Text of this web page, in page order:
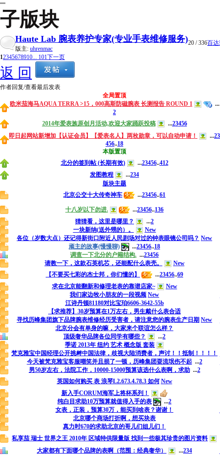
子版块
Haute Lab 腕表养护专家(专业手表维修服务)
版主: uhrenmac
20 / 336百达
12345678910... 101下一页
返 回
作者回复/查看最后发表
全局置顶
欧米茄海马AQUA TERRA >15，000高斯防磁腕表 长测报告 ROUND 1
...
2
2014年爱表族原创月活动,欢迎大家踊跃投稿
...23456
即日起网站新增加【认证会员】【爱表名人】两枚勋章，可以自动申请！
...23
456..18
本版置顶
北分的签到帖 (长期有效)
...23456..412
发图教程
...234
版块主题
北京公交十大传奇神车
...23456..61
十八岁以下勿进. ...23456..136
猜猜看，这里是哪里？
...2
一块新纳(送外甥的）。
New
各位（岁数大点）还记得新街口附近人民剧场对过的钟表眼镜公司吗？ New
顽主的故事(慢慢聊)
...23456..18
调查一下北分的户籍结构. ...23456
请教一下，这款石英机芯，还能配什么表壳。
New
【不要买七彩的杰士邦，你们懂的】
...23456..69
求在北京能翻新和修理老表的靠谱店家~
New
我们家边牧小朋友的一段视频 New
江诗丹顿81180对比宝珀6606-3642-55b
【求推荐】30岁预算在1万左右，男生戴什么表合适
寻找历峰集团旗下品牌腕表维修经历受害者，请注意您的腕表生产日期 New
北京分会有单身的嘛，大家来个联谊怎么样？
顶级奢华品牌各位同学有哪些？
...2
季诺 2013年 纽约 艺术 概念版 套装
梵克雅宝中国经理公开挑衅中国法律，歧视大陆消费者，声讨！！抵制！！！！
今天被梵克雅宝客服嘲笑并且损了一顿，历峰集团耍流氓伤不起 ...2
男50岁左右，法院工作，10000-15000预算该选什么表啊，求助 ...2
英国如何购买 表 浪琴L2.673.4.78.3 如何 New
新入手CORUM海军上将杯系列！
纯白目求助10万预算就值得入手的表
...2
女表，正装，预算30万，能买到啥表？谢谢！
北京哪个商场打折啊，想买块表
真力时670的求助北京的哥儿们姐儿们！
私享茄 瑞士 世界之王 2010年 区域特供限量版 找到一些极其珍贵的图片资料
大家都有下面哪个品牌的表啊（范围：经典奢华）
...234